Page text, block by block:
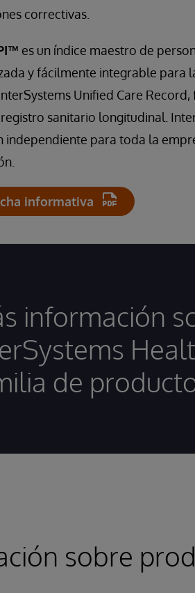
correctivas.
es un índice maestro de
y fácilmente integrable para
Unified Care
sanitario longitudinal.
independiente para toda la
informativa
información
de
sobre